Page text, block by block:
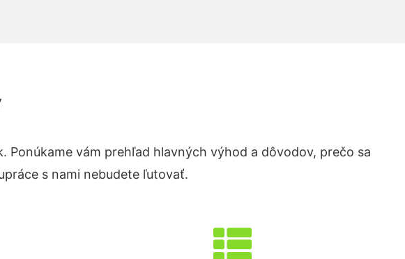
vám prehľad hlavných výhod a dôvodov, prečo sa
s nami nebudete ľutovať.